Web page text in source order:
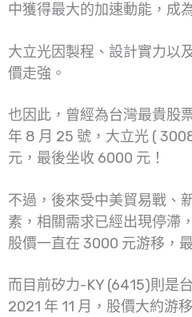
中獲得最大的加速動能，成
大立光因製程、設計實力以
價走強。
也因此，曾經為台灣最貴股
年 8 月 25 號，大立光 (
元，最後坐收 6000 元！
不過，後來受中美貿易戰、
素，相關需求已經出現停滯
股價一直在 3000 元游移，
而目前矽力-KY (6415)則是
2021 年 11 月，股價大約游